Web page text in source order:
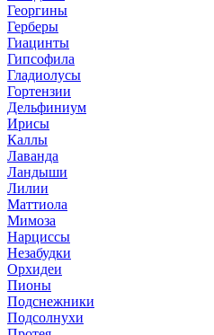
Георгины
Герберы
Гиацинты
Гипсофила
Гладиолусы
Гортензии
Дельфиниум
Ирисы
Каллы
Лаванда
Ландыши
Лилии
Маттиола
Мимоза
Нарциссы
Незабудки
Орхидеи
Пионы
Подснежники
Подсолнухи